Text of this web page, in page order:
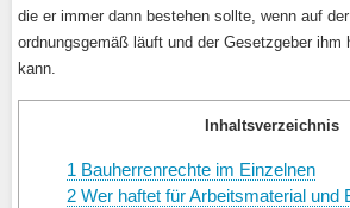
die er immer dann bestehen sollte, wenn auf
ordnungsgemäß läuft und der Gesetzgeber ihm
kann.
Inhaltsverzeichnis
1 Bauherrenrechte im Einzelnen
2 Wer haftet für Arbeitsmaterial und